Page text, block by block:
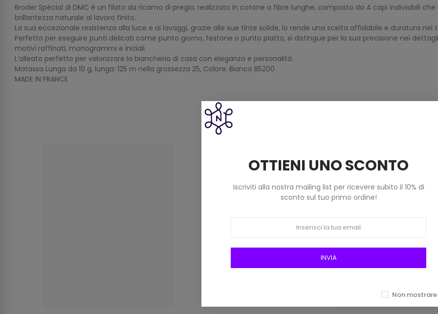
Broder Spécial di DMC è un filato da ricamo di pregio, realizzato in cotone a fibre lunghe, composto da 4 capi indivisibili
brillantezza naturale al lavoro finito.
La sua eccezionale resistenza alla luce e ai lavaggi, grazie alle sue tinte solide, lo rende una scelta affidabile e duratura nel
Perfetto per eseguire punti delicati come punto giorno, festone o punto piatto, si distingue per la sua precisione nei
motivi raffinati, monogrammi e iniziali.
L’alleato perfetto per valorizzare la biancheria di casa con eleganza e personalità.
Matassa Lunga da 10 g, lunga: 125 m nella grossezza 25, Colore: Bianco B5200
MADE IN FRANCE
OTTIENI UNO SCONTO
Iscriviti alla nostra mailing list per ricevere subito il 10% di
sconto sul tuo primo ordine!
INVIA
Non